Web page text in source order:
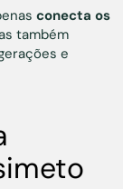
conecta os
também
e